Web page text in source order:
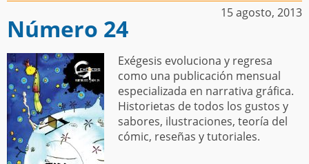
Número 24
15 agosto, 2013
Exégesis evoluciona y regresa
como una publicación mensual
especializada en narrativa gráfica.
Historietas de todos los gustos y
sabores, ilustraciones, teoría del
cómic, reseñas y tutoriales.